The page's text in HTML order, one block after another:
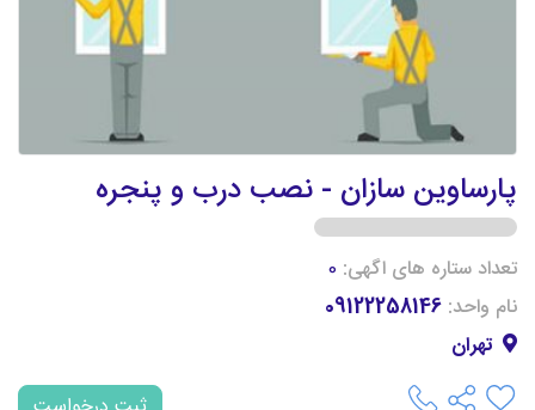
پارساوین سازان - نصب درب و پنجره
تعداد ستاره های اگهی: 0
نام واحد: 09122258146
تهران